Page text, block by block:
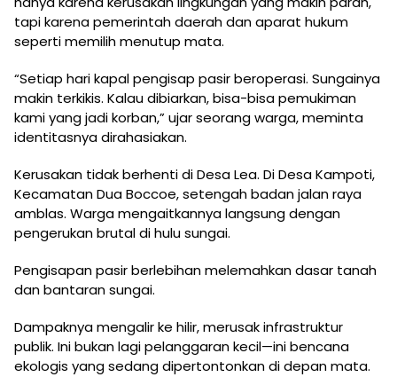
tapi karena pemerintah daerah dan aparat hukum
seperti memilih menutup mata.
“Setiap hari kapal pengisap pasir beroperasi. Sungainya
makin terkikis. Kalau dibiarkan, bisa-bisa pemukiman
kami yang jadi korban,” ujar seorang warga, meminta
identitasnya dirahasiakan.
Kerusakan tidak berhenti di Desa Lea. Di Desa Kampoti,
Kecamatan Dua Boccoe, setengah badan jalan raya
amblas. Warga mengaitkannya langsung dengan
pengerukan brutal di hulu sungai.
Pengisapan pasir berlebihan melemahkan dasar tanah
dan bantaran sungai.
Dampaknya mengalir ke hilir, merusak infrastruktur
publik. Ini bukan lagi pelanggaran kecil—ini bencana
ekologis yang sedang dipertontonkan di depan mata.